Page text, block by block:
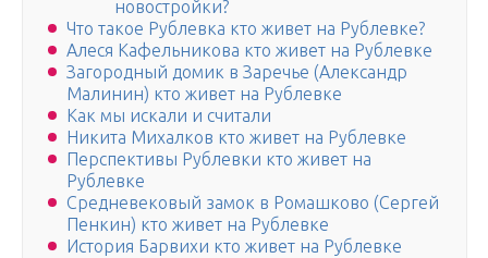
новостройки?
Что такое Рублевка кто живет на Рублевке?
Алеся Кафельникова кто живет на Рублевке
Загородный домик в Заречье (Александр
Малинин) кто живет на Рублевке
Как мы искали и считали
Никита Михалков кто живет на Рублевке
Перспективы Рублевки кто живет на
Рублевке
Средневековый замок в Ромашково (Сергей
Пенкин) кто живет на Рублевке
История Барвихи кто живет на Рублевке